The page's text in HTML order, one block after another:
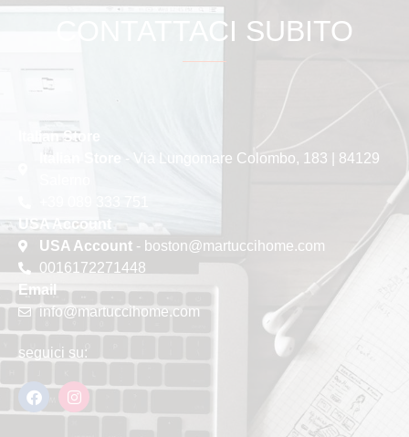
CONTATTACI SUBITO
Italian Store
Italian Store
- Via Lungomare Colombo, 183 | 84129
USA Account
USA Account- boston@martuccihome.com
0016172271448
Email
info@martuccihome.com
seguici su: